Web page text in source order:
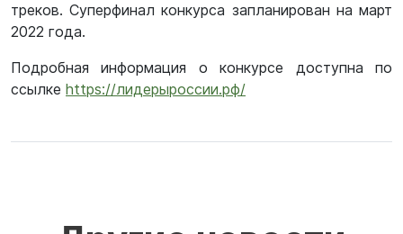
треков. Суперфинал конкурса запланирован на март
2022 года.
Подробная информация о конкурсе доступна по
ссылке https://лидерыроссии.рф/